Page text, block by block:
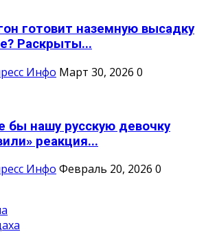
готовит наземную высадку
Раскрыты...
Инфо Март 30, 2026 0
бы нашу русскую девочку
реакция...
Инфо Февраль 20, 2026 0